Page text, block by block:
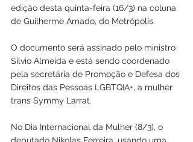
edição desta quinta-feira (16/3) na coluna
de Guilherme Amado, do Metrópolis.
O documento será assinado pelo ministro
Silvio Almeida e está sendo coordenado
pela secretária de Promoção e Defesa dos
Direitos das Pessoas LGBTQIA+, a mulher
trans Symmy Larrat.
No Dia Internacional da Mulher (8/3), o